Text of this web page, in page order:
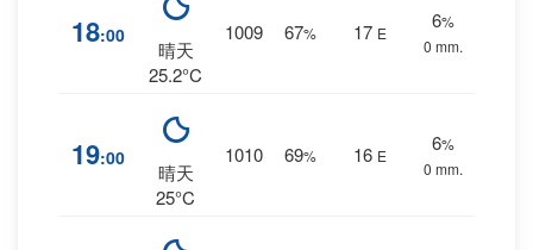
18:00
晴天
25.2°C
1009 67% 17 E
6%
0 mm.
19:00
晴天
25°C
1010 69% 16 E
6%
0 mm.